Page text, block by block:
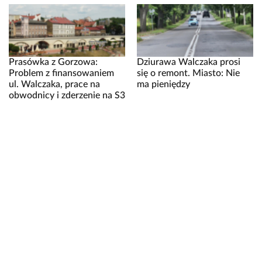
Prasówka z Gorzowa:
Problem z finansowaniem
ul. Walczaka, prace na
obwodnicy i zderzenie na S3
Dziurawa Walczaka prosi
się o remont. Miasto: Nie
ma pieniędzy